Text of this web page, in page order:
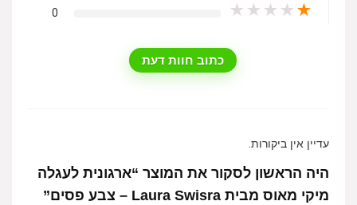
★
★
★
★
★
0
כתוב חוות דעת
עדיין אין ביקורות.
היה הראשון לסקור את המוצר “ארגונית לעגלה
מיקי מאוס מבית Laura Swisra – צבע פסים”